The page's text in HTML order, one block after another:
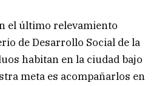
el último relevamiento
de Desarrollo Social de la
habitan en la ciudad bajo
meta es acompañarlos en